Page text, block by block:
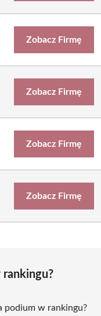
Zobacz Firmę
Zobacz Firmę
Zobacz Firmę
Zobacz Firmę
rankingu?
podium w rankingu?